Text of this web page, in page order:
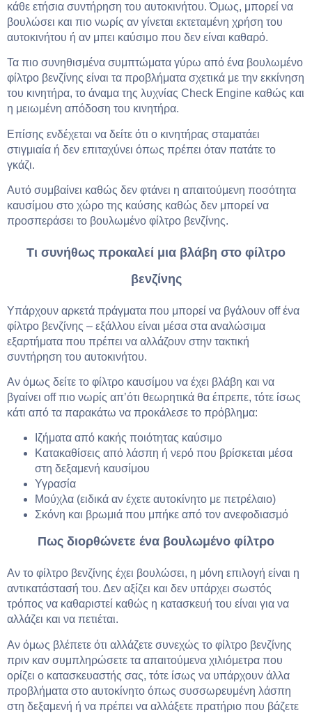
κάθε ετήσια συντήρηση του αυτοκινήτου. Όμως, μπορεί να
βουλώσει και πιο νωρίς αν γίνεται εκτεταμένη χρήση του
αυτοκινήτου ή αν μπει καύσιμο που δεν είναι καθαρό.
Τα πιο συνηθισμένα συμπτώματα γύρω από ένα βουλωμένο
φίλτρο βενζίνης είναι τα προβλήματα σχετικά με την εκκίνηση
του κινητήρα, το άναμα της λυχνίας Check Engine καθώς και
η μειωμένη απόδοση του κινητήρα.
Επίσης ενδέχεται να δείτε ότι ο κινητήρας σταματάει
στιγμιαία ή δεν επιταχύνει όπως πρέπει όταν πατάτε το
γκάζι.
Αυτό συμβαίνει καθώς δεν φτάνει η απαιτούμενη ποσότητα
καυσίμου στο χώρο της καύσης καθώς δεν μπορεί να
προσπεράσει το βουλωμένο φίλτρο βενζίνης.
Τι συνήθως προκαλεί μια βλάβη στο φίλτρο
βενζίνης
Υπάρχουν αρκετά πράγματα που μπορεί να βγάλουν off ένα
φίλτρο βενζίνης – εξάλλου είναι μέσα στα αναλώσιμα
εξαρτήματα που πρέπει να αλλάζουν στην τακτική
συντήρηση του αυτοκινήτου.
Αν όμως δείτε το φίλτρο καυσίμου να έχει βλάβη και να
βγαίνει off πιο νωρίς απ’ότι θεωρητικά θα έπρεπε, τότε ίσως
κάτι από τα παρακάτω να προκάλεσε το πρόβλημα:
Ιζήματα από κακής ποιότητας καύσιμο
Κατακαθίσεις από λάσπη ή νερό που βρίσκεται μέσα
στη δεξαμενή καυσίμου
Υγρασία
Μούχλα (ειδικά αν έχετε αυτοκίνητο με πετρέλαιο)
Σκόνη και βρωμιά που μπήκε από τον ανεφοδιασμό
Πως διορθώνετε ένα βουλωμένο φίλτρο
Αν το φίλτρο βενζίνης έχει βουλώσει, η μόνη επιλογή είναι η
αντικατάστασή του. Δεν αξίζει και δεν υπάρχει σωστός
τρόπος να καθαριστεί καθώς η κατασκευή του είναι για να
αλλάζει και να πετιέται.
Αν όμως βλέπετε ότι αλλάζετε συνεχώς το φίλτρο βενζίνης
πριν καν συμπληρώσετε τα απαιτούμενα χιλιόμετρα που
ορίζει ο κατασκευαστής σας, τότε ίσως να υπάρχουν άλλα
προβλήματα στο αυτοκίνητο όπως συσσωρευμένη λάσπη
στη δεξαμενή ή να πρέπει να αλλάξετε πρατήριο που βάζετε